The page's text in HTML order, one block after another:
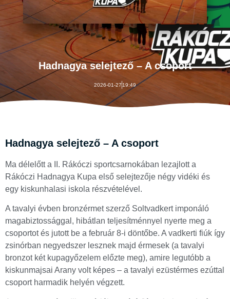
Hadnagya selejtező – A csoport
2026-01-27 19:49
Hadnagya selejtező – A csoport
Ma délelőtt a II. Rákóczi sportcsarnokában lezajlott a
Rákóczi Hadnagya Kupa első selejtezője négy vidéki és
egy kiskunhalasi iskola részvételével.
A tavalyi évben bronzérmet szerző Soltvadkert imponáló
magabiztossággal, hibátlan teljesítménnyel nyerte meg a
csoportot és jutott be a február 8-i döntőbe. A vadkerti fiúk így
zsinórban negyedszer lesznek majd érmesek (a tavalyi
bronzot két kupagyőzelem előzte meg), amire legutóbb a
kiskunmajsai Arany volt képes – a tavalyi ezüstérmes ezúttal
csoport harmadik helyén végzett.